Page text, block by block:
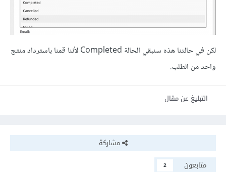
لكن في حالتنا هذه سنبقي الحالة Completed لأننا قمنا باسترداد منتج
واحد من الطلب.
التبليغ عن مقال
مشاركة
متابعون
2